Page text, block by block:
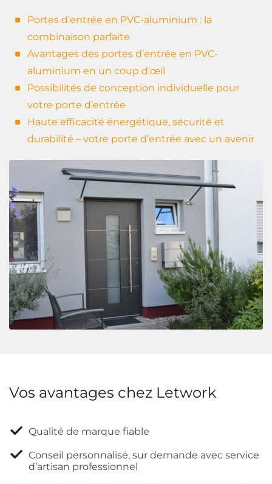
Portes d’entrée en PVC-aluminium : la
combinaison parfaite
Avantages des portes d’entrée en PVC-
aluminium en un coup d’œil
Possibilités de conception individuelle pour
votre porte d’entrée
Haute efficacité énergétique, sécurité et
durabilité – votre porte d’entrée avec un avenir
Vos avantages chez Letwork
Qualité de marque fiable
Conseil personnalisé, sur demande avec service
d’artisan professionnel